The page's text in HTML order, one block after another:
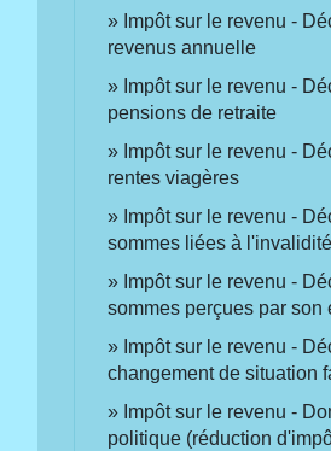
Impôt sur le revenu -
revenus annuelle
Impôt sur le revenu -
pensions de retraite
Impôt sur le revenu -
rentes viagères
Impôt sur le revenu -
sommes liées à l'invalidité
Impôt sur le revenu -
sommes perçues par son
Impôt sur le revenu -
changement de situation
Impôt sur le revenu -
politique (réduction